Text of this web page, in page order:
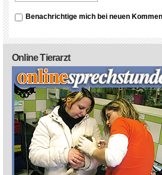
Benachrichtige mich bei neuen
Online Tierarzt